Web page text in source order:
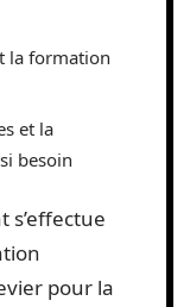
la formation
et la
besoin
s’effectue
pour la